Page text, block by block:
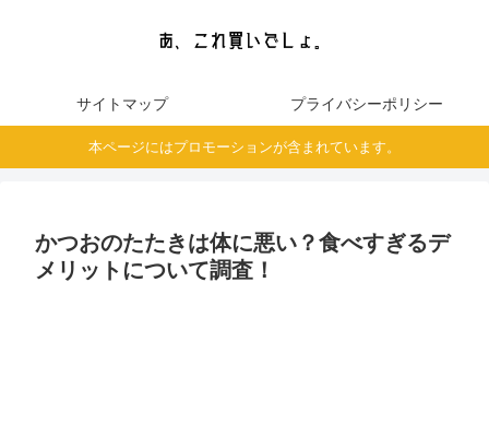
サイトマップ プライバシーポリシー
本ページにはプロモーションが含まれています。
かつおのたたきは体に悪い？食べすぎるデ
メリットについて調査！